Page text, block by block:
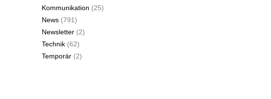
Kommunikation (25)
News (791)
Newsletter (2)
Technik (62)
Temporär (2)